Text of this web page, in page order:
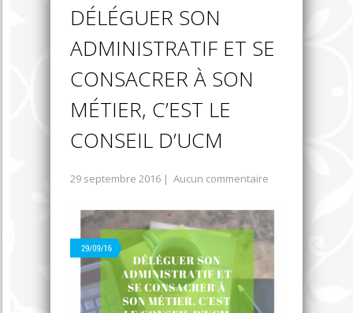
DÉLÉGUER SON
ADMINISTRATIF ET SE
CONSACRER À SON
MÉTIER, C’EST LE
CONSEIL D’UCM
29 septembre 2016 | Aucun commentaire